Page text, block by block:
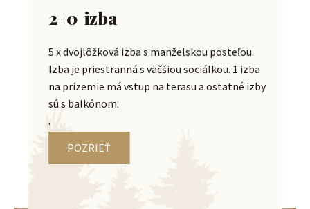
2+0 izba
5 x dvojlôžková izba s manželskou posteľou.
Izba je priestranná s väčšiou sociálkou. 1 izba
na prizemie má vstup na terasu a ostatné izby
sú s balkónom.
.
POZRIEŤ